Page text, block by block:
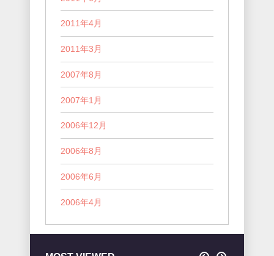
2011年4月
2011年3月
2007年8月
2007年1月
2006年12月
2006年8月
2006年6月
2006年4月